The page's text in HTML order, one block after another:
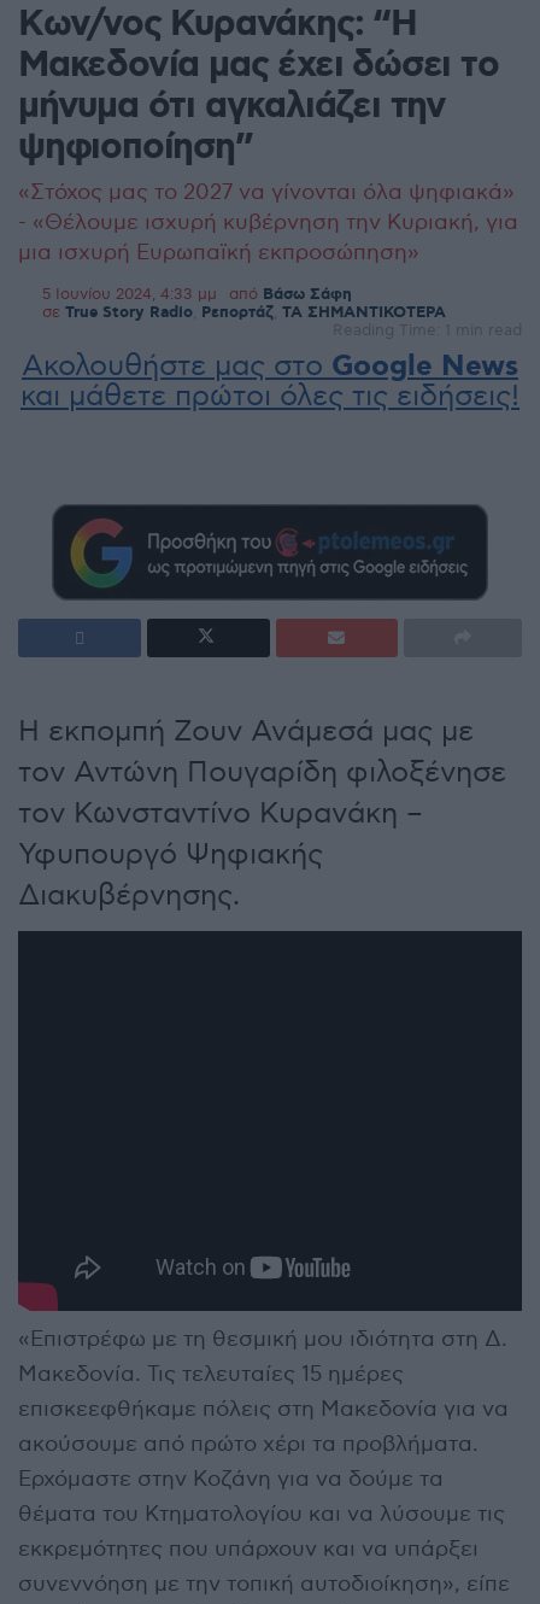
Kων/νος Κυρανάκης: “Η
Μακεδονία μας έχει δώσει το
μήνυμα ότι αγκαλιάζει την
ψηφιοποίηση”
«Στόχος μας το 2027 να γίνονται όλα ψηφιακά»
- «Θέλουμε ισχυρή κυβέρνηση την Κυριακή, για
μια ισχυρή Ευρωπαϊκή εκπροσώπηση»
5 Ιουνίου 2024, 4:33 μμ από Βάσω Σάφη
σε True Story Radio Ρεπορτάζ ΤΑ ΣΗΜΑΝΤΙΚΟΤΕΡΑ
Reading Time: 1 min read
Ακολουθήστε μας στο Google News
και μάθετε πρώτοι όλες τις ειδήσεις!
Η εκπομπή Ζουν Ανάμεσά μας με
τον Αντώνη Πουγαρίδη φιλοξένησε
τον Κωνσταντίνο Κυρανάκη –
Υφυπουργό Ψηφιακής
Διακυβέρνησης.
«Επιστρέφω με τη θεσμική μου ιδιότητα στη Δ.
Μακεδονία. Τις τελευταίες 15 ημέρες
επισκεεφθήκαμε πόλεις στη Μακεδονία για να
ακούσουμε από πρώτο χέρι τα προβλήματα.
Ερχόμαστε στην Κοζάνη για να δούμε τα
θέματα του Κτηματολογίου και να λύσουμε τις
εκκρεμότητες που υπάρχουν και να υπάρξει
συνεννόηση με την τοπική αυτοδιοίκηση», είπε